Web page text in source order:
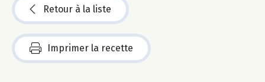
Retour à la liste
Imprimer la recette